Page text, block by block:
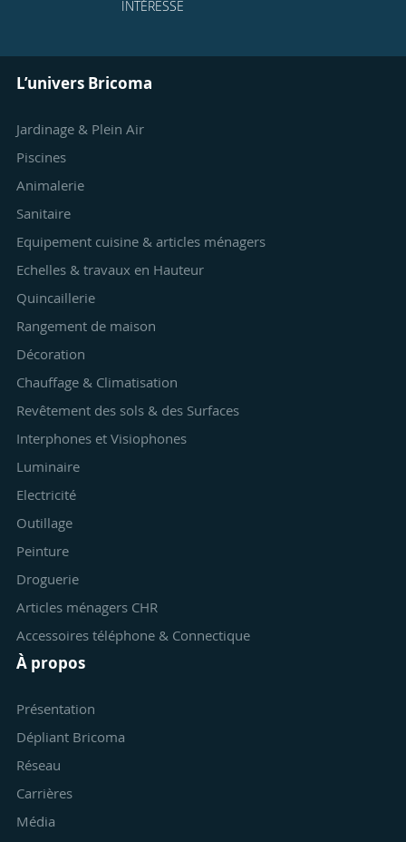
INTÉRESSE
L’univers Bricoma
Jardinage & Plein Air
Piscines
Animalerie
Sanitaire
Equipement cuisine & articles ménagers
Echelles & travaux en Hauteur
Quincaillerie
Rangement de maison
Décoration
Chauffage & Climatisation
Revêtement des sols & des Surfaces
Interphones et Visiophones
Luminaire
Electricité
Outillage
Peinture
Droguerie
Articles ménagers CHR
Accessoires téléphone & Connectique
À propos
Présentation
Dépliant Bricoma
Réseau
Carrières
Média